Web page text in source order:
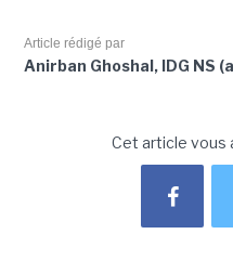
Article rédigé par
Anirban Ghoshal, IDG NS
Cet article vous